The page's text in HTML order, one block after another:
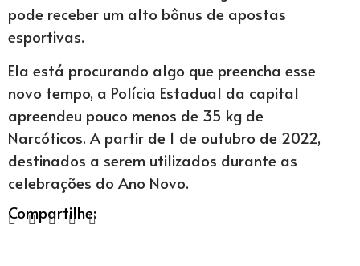
pode receber um alto bônus de apostas
esportivas.
Ela está procurando algo que preencha esse
novo tempo, a Polícia Estadual da capital
apreendeu pouco menos de 35 kg de
Narcóticos. A partir de 1 de outubro de 2022,
destinados a serem utilizados durante as
celebrações do Ano Novo.
Compartilhe: